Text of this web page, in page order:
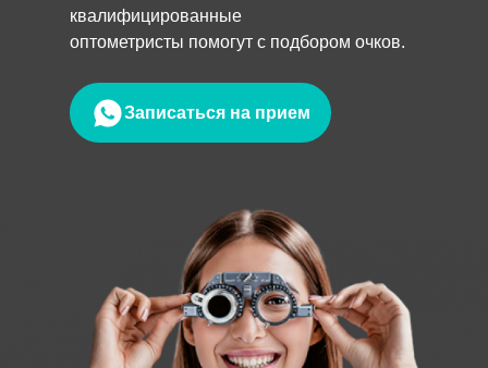
квалифицированные
оптометристы помогут с подбором очков.
Записаться на прием